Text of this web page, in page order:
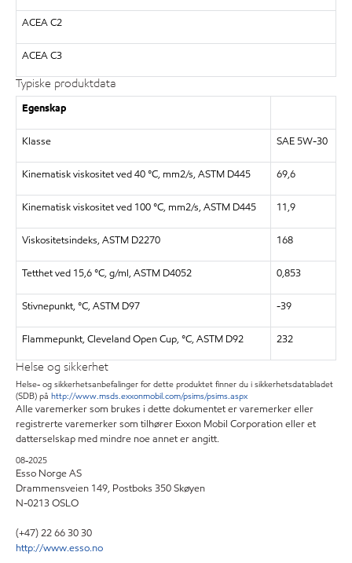
ACEA C2
ACEA C3
Typiske produktdata
Egenskap
Klasse SAE 5W-30
Kinematisk viskositet ved 40 °C, mm2/s, ASTM D445 69,6
Kinematisk viskositet ved 100 °C, mm2/s, ASTM D445 11,9
Viskositetsindeks, ASTM D2270 168
Tetthet ved 15,6 °C, g/ml, ASTM D4052 0,853
Stivnepunkt, °C, ASTM D97 -39
Flammepunkt, Cleveland Open Cup, °C, ASTM D92 232
Helse og sikkerhet
Helse- og sikkerhetsanbefalinger for dette produktet finner du i sikkerhetsdatabladet
(SDB) på http://www.msds.exxonmobil.com/psims/psims.aspx
Alle varemerker som brukes i dette dokumentet er varemerker eller
registrerte varemerker som tilhører Exxon Mobil Corporation eller et
datterselskap med mindre noe annet er angitt.
08-2025
Esso Norge AS
Drammensveien 149, Postboks 350 Skøyen
N-0213 OSLO
(+47) 22 66 30 30
http://www.esso.no